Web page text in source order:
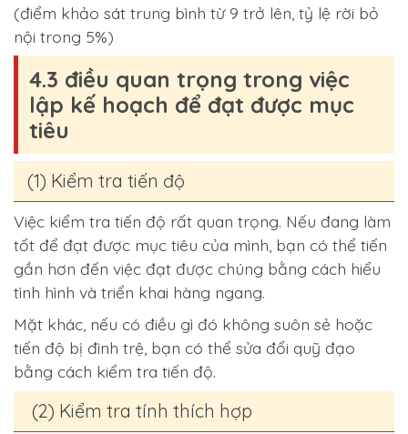
(điểm khảo sát trung bình từ 9 trở lên, tỷ lệ rời bỏ
nội trong 5%)
4.3 điều quan trọng trong việc
lập kế hoạch để đạt được mục
tiêu
(1) Kiểm tra tiến độ
Việc kiểm tra tiến độ rất quan trọng. Nếu đang làm
tốt để đạt được mục tiêu của mình, bạn có thể tiến
gần hơn đến việc đạt được chúng bằng cách hiểu
tình hình và triển khai hàng ngang.
Mặt khác, nếu có điều gì đó không suôn sẻ hoặc
tiến độ bị đình trệ, bạn có thể sửa đổi quỹ đạo
bằng cách kiểm tra tiến độ.
(2) Kiểm tra tính thích hợp